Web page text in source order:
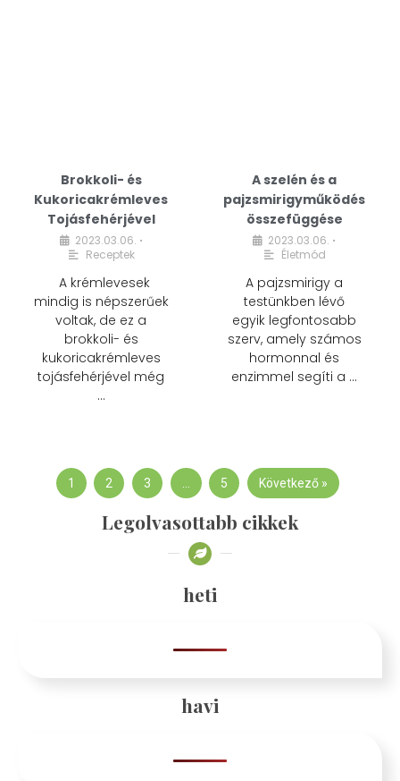
Brokkoli- és
Kukoricakrémleves
Tojásfehérjével
2023.03.06. •
Receptek
A krémlevesek
mindig is népszerűek
voltak, de ez a
brokkoli- és
kukoricakrémleves
tojásfehérjével még
…
A szelén és a
pajzsmirigyműködés
összefüggése
2023.03.06. •
Életmód
A pajzsmirigy a
testünkben lévő
egyik legfontosabb
szerv, amely számos
hormonnal és
enzimmel segíti a …
1 2 3 … 5 Következő »
Legolvasottabb cikkek
heti
havi